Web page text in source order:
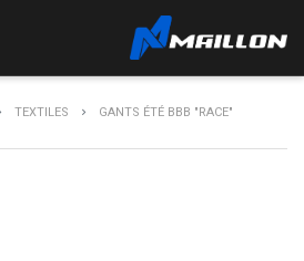
TEXTILES GANTS ÉTÉ BBB "RACE"